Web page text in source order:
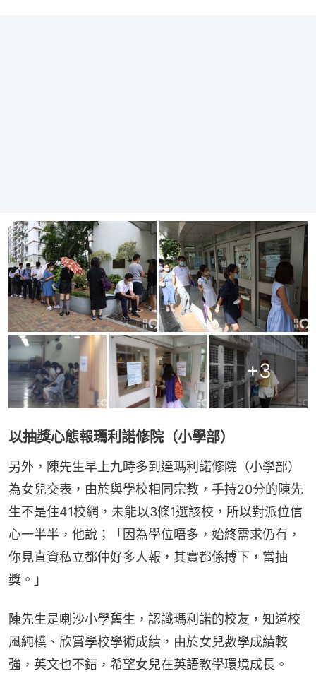
+3
以抽獎心態報瑪利諾修院（小學部）
另外，陳先生早上九時多到達瑪利諾修院（小學部）
為女兒交表，由於與學校相同宗教，手持20分的陳先
生不是住41校網，未能以3條1選該校，所以對派位信
心一半半，他說；「因為學位唔多，始終需求仍有，
你見直資私立都仲好多人報，其實都係搏下，當抽
獎。」
陳先生是喇沙小學舊生，認識瑪利諾的校友，知道校
風純樸、欣賞學校學術成績，由於女兒數學成績較
強，英文也不錯，希望女兒在英語教學環境成長。